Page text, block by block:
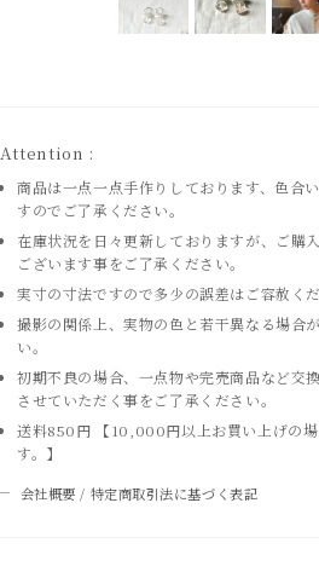
Attention :
商品は一点一点手作りしております、色合
すのでご了承ください。
在庫状況を日々更新しておりますが、ご購
ございます事をご了承ください。
実寸の寸法ですので多少の誤差はご容赦くだ
撮影の関係上、実物の色と若干異なる場合
い。
初期不良の場合、一点物や完売商品など交
させていただく事をご了承ください。
送料850円 【10,000円以上お買い上げの
す。】
会社概要 / 特定商取引法に基づく表記